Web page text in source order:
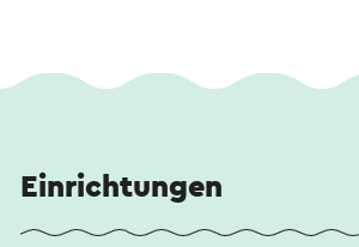
Einrichtungen